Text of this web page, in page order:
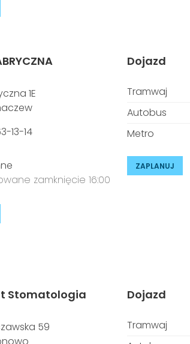
1E
13-14
zamknięcie 16:00
Dojazd
Tramwaj
Autobus
Metro
ZAPLANUJ
Stomatologia
59
Dojazd
Tramwaj